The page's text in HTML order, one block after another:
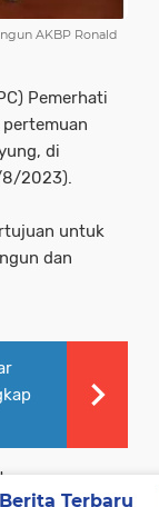
AKBP Ronald
Pemerhati
di
8/2023).
untuk
dan
unsur
Berita Terbaru